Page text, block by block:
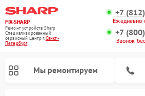
FIX-SHARP
Ремонт устройств Sharp
Специализированный
cервисный центр г.Санкт-
Петербург
+7
Ежедневно
+7
Звонок
Мы ремонтируем